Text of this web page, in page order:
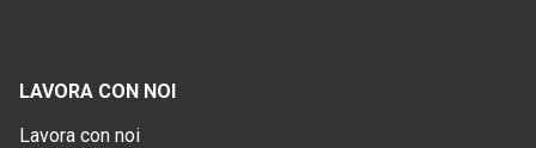
LAVORA CON NOI
Lavora con noi